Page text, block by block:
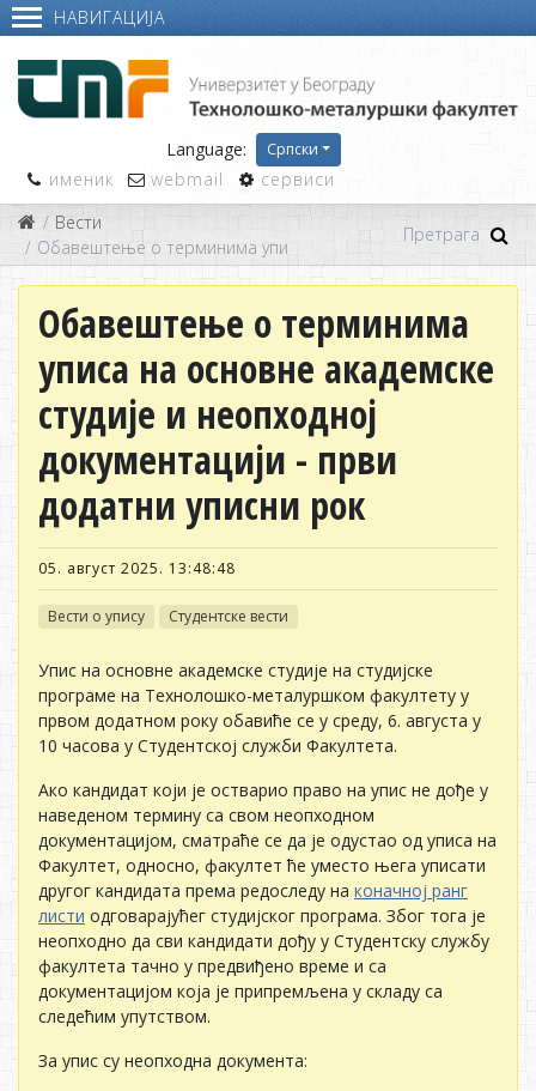
НАВИГАЦИЈА
Language: Српски
именик webmail
сервиси
Вести
Обавештење о терминима уписа на основне академске
Обавештење о терминима
уписа на основне академске
студије и неопходној
документацији - први
додатни уписни рок
05. август 2025. 13:48:48
Вести о упису Студентске вести
Упис на основне академске студије на студијске
програме на Технолошко-металуршком факултету у
првом додатном року обавиће се у среду, 6. августа у
10 часова у Студентској служби Факултета.
Ако кандидат који је остварио право на упис не дође у
наведеном термину са свом неопходном
документацијом, сматраће се да је одустао од уписа на
Факултет, односно, факултет ће уместо њега уписати
другог кандидата према редоследу на коначној ранг
листи одговарајућег студијског програма. Због тога је
неопходно да сви кандидати дођу у Студентску службу
факултета тачно у предвиђено време и са
документацијом која је припремљена у складу са
следећим упутством.
За упис су неопходна документа: